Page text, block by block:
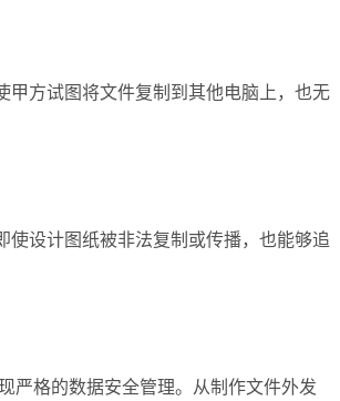
方试图将文件复制到其他电脑上，也无
设计图纸被非法复制或传播，也能够追
严格的数据安全管理。从制作文件外发